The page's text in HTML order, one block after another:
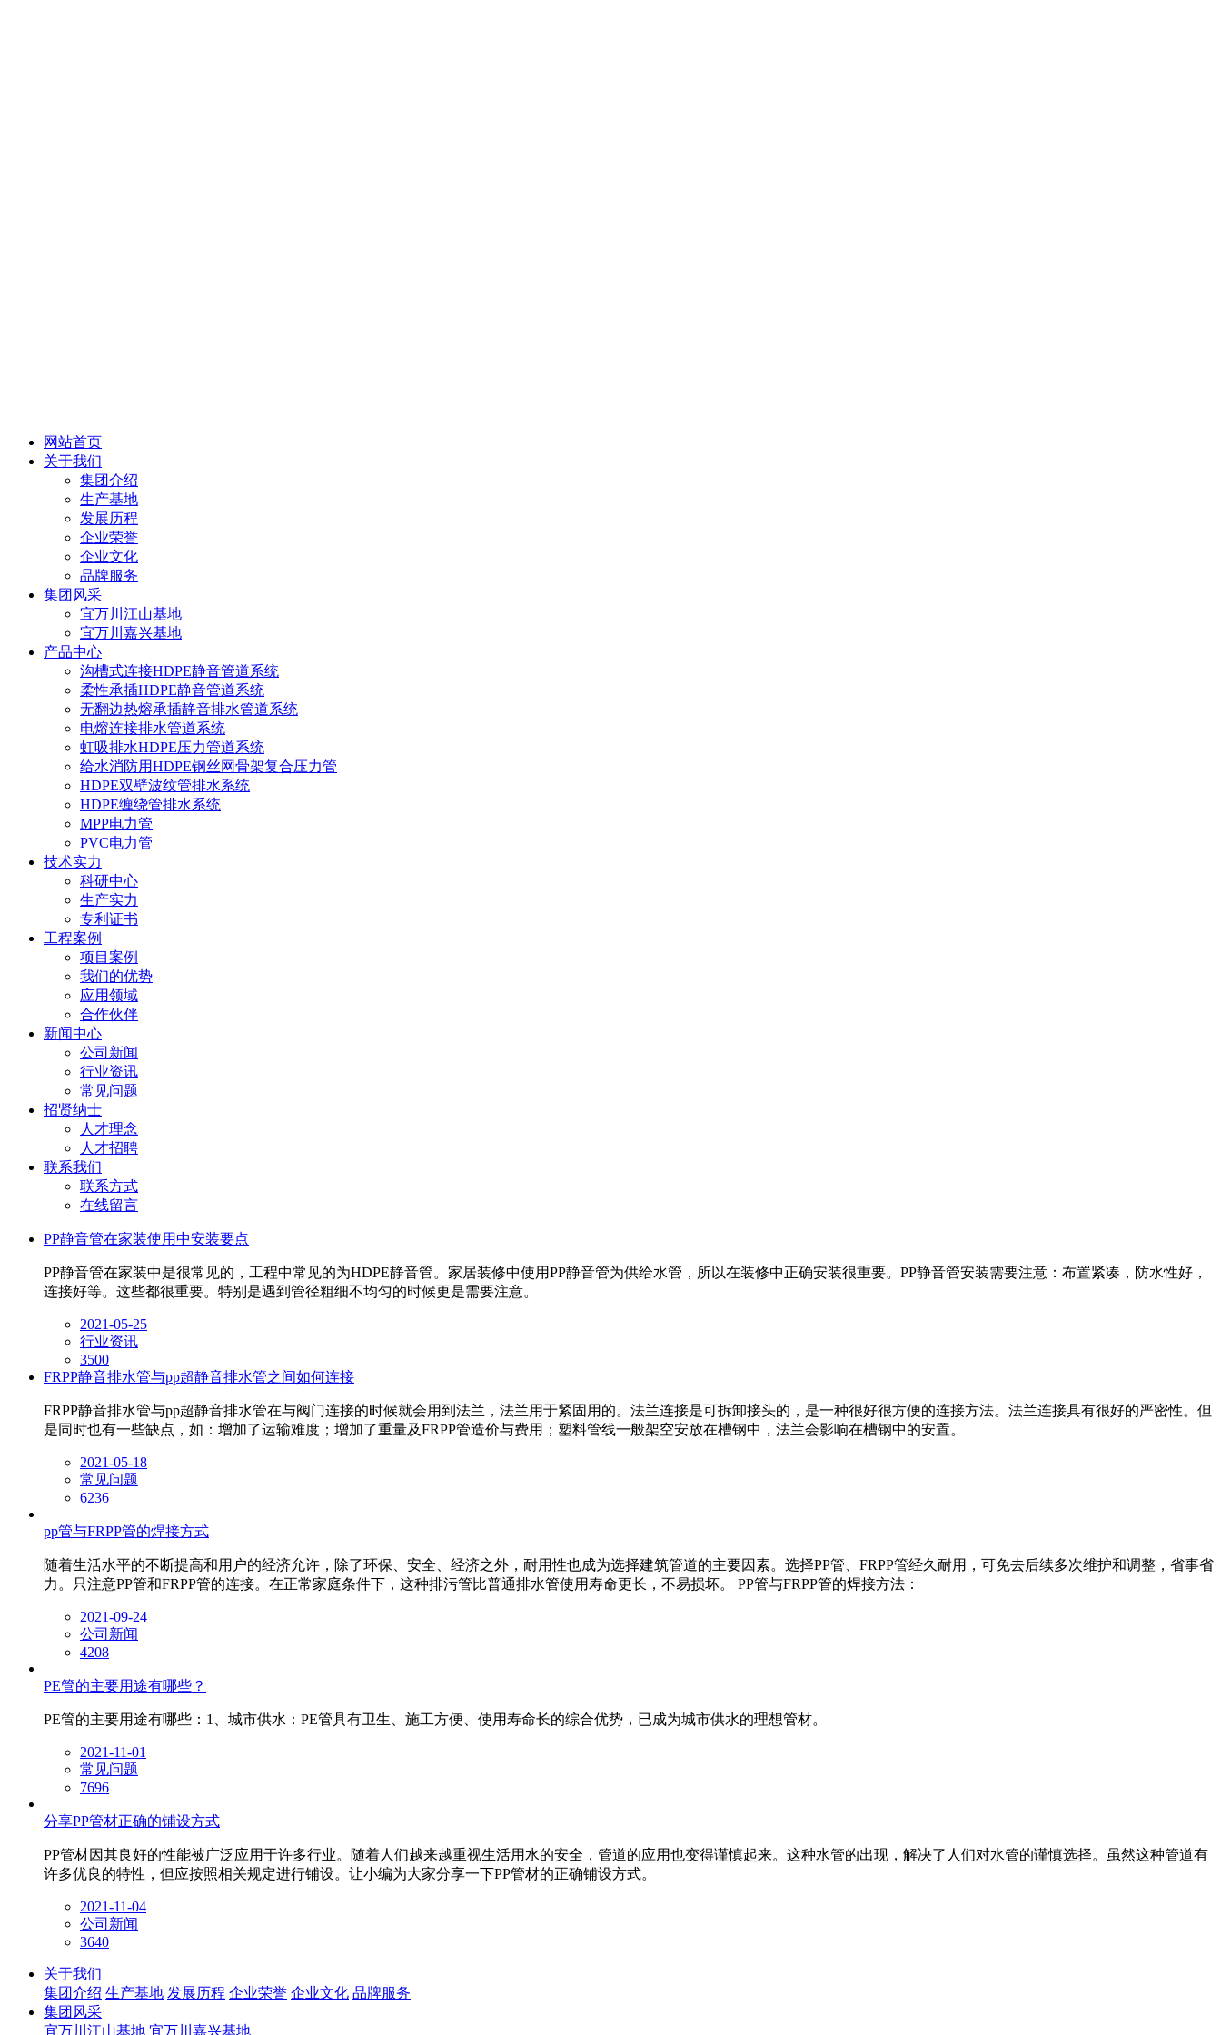
网站首页
关于我们
集团介绍
生产基地
发展历程
企业荣誉
企业文化
品牌服务
集团风采
宜万川江山基地
宜万川嘉兴基地
产品中心
沟槽式连接HDPE静音管道系统
柔性承插HDPE静音管道系统
无翻边热熔承插静音排水管道系统
电熔连接排水管道系统
虹吸排水HDPE压力管道系统
给水消防用HDPE钢丝网骨架复合压力管
HDPE双壁波纹管排水系统
HDPE缠绕管排水系统
MPP电力管
PVC电力管
技术实力
科研中心
生产实力
专利证书
工程案例
项目案例
我们的优势
应用领域
合作伙伴
新闻中心
公司新闻
行业资讯
常见问题
招贤纳士
人才理念
人才招聘
联系我们
联系方式
在线留言
PP静音管在家装使用中安装要点
PP静音管在家装中是很常见的，工程中常见的为HDPE静音管。家居装修中使用PP静音管为供给水管，所以在装修中正确安装很重要。PP静音管安装需要注意：布置紧凑，防水性好，
连接好等。这些都很重要。特别是遇到管径粗细不均匀的时候更是需要注意。
2021-05-25
行业资讯
3500
FRPP静音排水管与pp超静音排水管之间如何连接
FRPP静音排水管与pp超静音排水管在与阀门连接的时候就会用到法兰，法兰用于紧固用的。法兰连接是可拆卸接头的，是一种很好很方便的连接方法。法兰连接具有很好的严密性。但
是同时也有一些缺点，如：增加了运输难度；增加了重量及FRPP管造价与费用；塑料管线一般架空安放在槽钢中，法兰会影响在槽钢中的安置。
2021-05-18
常见问题
6236
pp管与FRPP管的焊接方式
随着生活水平的不断提高和用户的经济允许，除了环保、安全、经济之外，耐用性也成为选择建筑管道的主要因素。选择PP管、FRPP管经久耐用，可免去后续多次维护和调整，省事省
力。只注意PP管和FRPP管的连接。在正常家庭条件下，这种排污管比普通排水管使用寿命更长，不易损坏。 PP管与FRPP管的焊接方法：
2021-09-24
公司新闻
4208
PE管的主要用途有哪些？
PE管​的主要用途有哪些：1、城市供水：PE管具有卫生、施工方便、使用寿命长的综合优势，已成为城市供水的理想管材。
2021-11-01
常见问题
7696
分享PP管材正确的铺设方式
PP管材​因其良好的性能被广泛应用于许多行业。随着人们越来越重视生活用水的安全，管道的应用也变得谨慎起来。这种水管的出现，解决了人们对水管的谨慎选择。虽然这种管道有
许多优良的特性，但应按照相关规定进行铺设。让小编为大家分享一下PP管材的正确铺设方式。
2021-11-04
公司新闻
3640
关于我们
集团介绍 生产基地 发展历程 企业荣誉 企业文化 品牌服务
集团风采
宜万川江山基地 宜万川嘉兴基地